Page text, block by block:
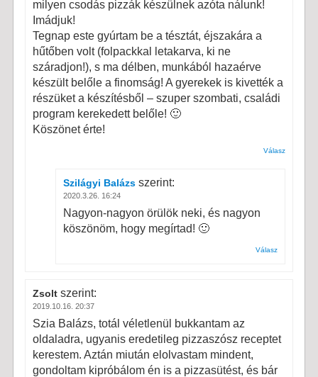
milyen csodás pizzák készülnek azóta nálunk!
Imádjuk!
Tegnap este gyúrtam be a tésztát, éjszakára a
hűtőben volt (folpackkal letakarva, ki ne
száradjon!), s ma délben, munkából hazaérve
készült belőle a finomság! A gyerekek is kivették a
részüket a készítésből – szuper szombati, családi
program kerekedett belőle! 🙂
Köszönet érte!
Válasz
Szilágyi Balázs szerint:
2020.3.26. 16:24
Nagyon-nagyon örülök neki, és nagyon
köszönöm, hogy megírtad! 🙂
Válasz
Zsolt szerint:
2019.10.16. 20:37
Szia Balázs, totál véletlenül bukkantam az
oldaladra, ugyanis eredetileg pizzaszósz receptet
kerestem. Aztán miután elolvastam mindent,
gondoltam kipróbálom én is a pizzasütést, és bár